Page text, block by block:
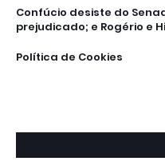
Confúcio desiste do
prejudicado; e Rogério e
Política de Cookies